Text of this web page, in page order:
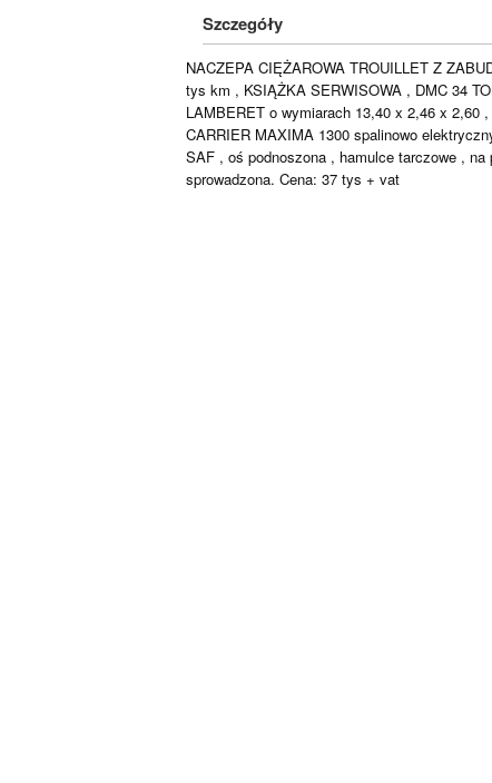
Szczegóły
NACZEPA CIĘŻAROWA TROUILLET Z
tys km , KSIĄŻKA SERWISOWA , DMC 34
LAMBERET o wymiarach 13,40 x 2,46 x 2,60
CARRIER MAXIMA 1300 spalinowo
SAF , oś podnoszona , hamulce tarczowe ,
sprowadzona. Cena: 37 tys + vat